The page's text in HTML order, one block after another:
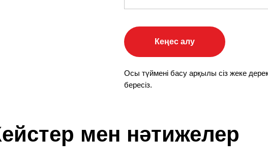
Кеңес алу
Осы түймені басу арқылы сіз жеке
бересіз.
мен нәтижелер